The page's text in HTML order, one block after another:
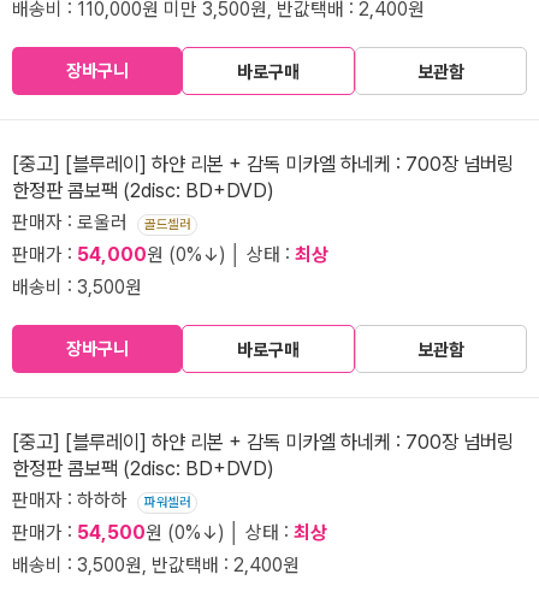
배송비 : 110,000원 미만 3,500원, 반값택배 : 2,400원
장바구니 바로구매 보관함
[중고] [블루레이] 하얀 리본 + 감독 미카엘 하네케 : 700장 넘버링
한정판 콤보팩 (2disc: BD+DVD)
판매자 : 로울러 골드셀러
판매가 : 54,000원 (0%↓) │ 상태 : 최상
배송비 : 3,500원
장바구니 바로구매 보관함
[중고] [블루레이] 하얀 리본 + 감독 미카엘 하네케 : 700장 넘버링
한정판 콤보팩 (2disc: BD+DVD)
판매자 : 하하하 파워셀러
판매가 : 54,500원 (0%↓) │ 상태 : 최상
배송비 : 3,500원, 반값택배 : 2,400원